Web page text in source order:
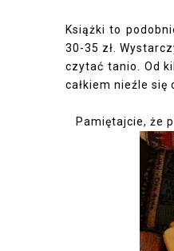
Książki to
30-35 zł.
czytać tanio. Od
całkiem nieźle się
Pamiętajcie, że